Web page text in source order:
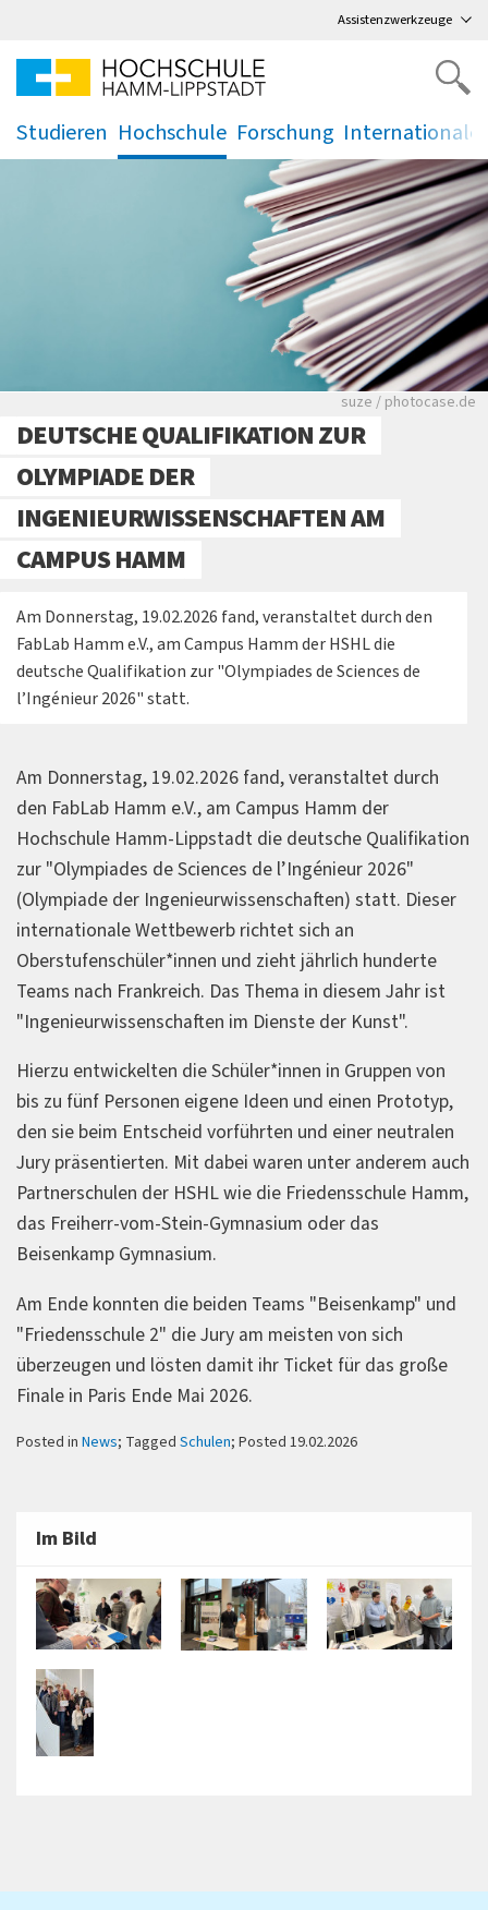
Assistenzwerkzeuge
Studieren
.
Hochschule
.
Forschung
. .
Viele Zeitungen.
suze / photocase.de
DEUTSCHE QUALIFIKATION ZUR
OLYMPIADE DER
INGENIEURWISSENSCHAFTEN AM
CAMPUS HAMM
Am Donnerstag, 19.02.2026 fand, veranstaltet durch den
FabLab Hamm e.V., am Campus Hamm der HSHL die
deutsche Qualifikation zur "Olympiades de Sciences de
l’Ingénieur 2026" statt.
Am Donnerstag, 19.02.2026 fand, veranstaltet durch
den FabLab Hamm e.V., am Campus Hamm der
Hochschule Hamm-Lippstadt die deutsche Qualifikation
zur "Olympiades de Sciences de l’Ingénieur 2026"
(Olympiade der Ingenieurwissenschaften) statt. Dieser
internationale Wettbewerb richtet sich an
Oberstufenschüler*innen und zieht jährlich hunderte
Teams nach Frankreich. Das Thema in diesem Jahr ist
"Ingenieurwissenschaften im Dienste der Kunst".
Hierzu entwickelten die Schüler*innen in Gruppen von
bis zu fünf Personen eigene Ideen und einen Prototyp,
den sie beim Entscheid vorführten und einer neutralen
Jury präsentierten. Mit dabei waren unter anderem auch
Partnerschulen der HSHL wie die Friedensschule Hamm,
das Freiherr-vom-Stein-Gymnasium oder das
Beisenkamp Gymnasium.
Am Ende konnten die beiden Teams "Beisenkamp" und
"Friedensschule 2" die Jury am meisten von sich
überzeugen und lösten damit ihr Ticket für das große
Finale in Paris Ende Mai 2026.
Posted in News; Tagged Schulen; Posted 19.02.2026
Im Bild